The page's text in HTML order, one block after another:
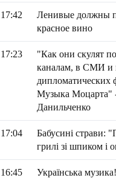
17:42
Ленивые должны
красное вино
17:23
"Как они скулят
каналам, в СМИ и
дипломатических
Музыка Моцарта"
Данильченко
17:04
Бабусині страви:
грилі зі шпиком і
16:45 Українська музика!